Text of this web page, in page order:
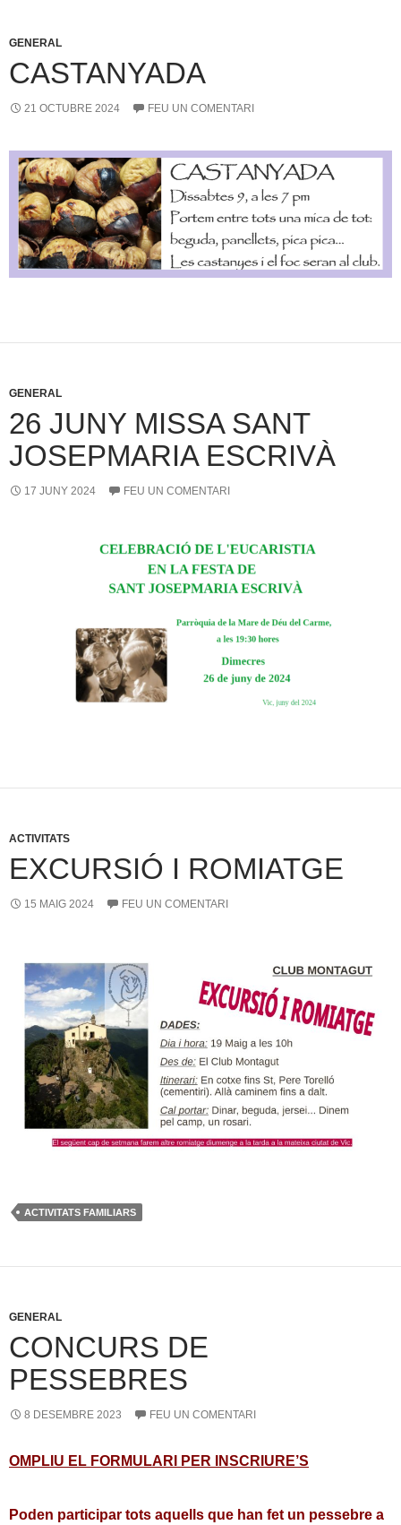
GENERAL
CASTANYADA
21 OCTUBRE 2024 FEU UN COMENTARI
GENERAL
26 JUNY MISSA SANT
JOSEPMARIA ESCRIVÀ
17 JUNY 2024 FEU UN COMENTARI
ACTIVITATS
EXCURSIÓ I ROMIATGE
15 MAIG 2024 FEU UN COMENTARI
ACTIVITATS FAMILIARS
GENERAL
CONCURS DE
PESSEBRES
8 DESEMBRE 2023 FEU UN COMENTARI
OMPLIU EL FORMULARI PER INSCRIURE’S
Poden participar tots aquells que han fet un pessebre a